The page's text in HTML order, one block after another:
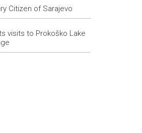
Citizen of Sarajevo
visits to Prokoško Lake